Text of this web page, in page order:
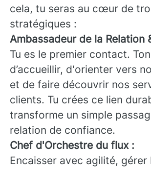
cela, tu seras au cœur de
stratégiques :
Ambassadeur de la Relation
Tu es le premier contact.
d’accueillir, d'orienter vers
et de faire découvrir nos
clients. Tu crées ce lien
transforme un simple
relation de confiance.
Chef d'Orchestre du flux :
Encaisser avec agilité, gérer